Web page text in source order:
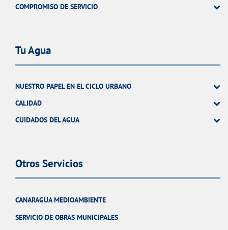
COMPROMISO DE SERVICIO
Tu Agua
NUESTRO PAPEL EN EL CICLO URBANO
CALIDAD
CUIDADOS DEL AGUA
Otros Servicios
CANARAGUA MEDIOAMBIENTE
SERVICIO DE OBRAS MUNICIPALES